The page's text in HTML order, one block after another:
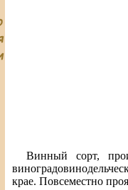
Винный сорт,
крае. Повсеместно